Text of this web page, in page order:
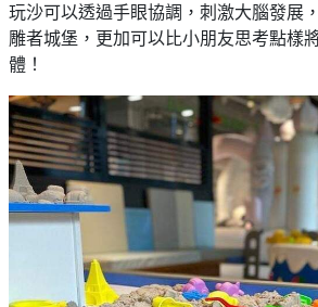
玩沙可以透過手眼協調，刺激大腦發展
雕者城堡，更加可以比小朋友思考點樣
體！